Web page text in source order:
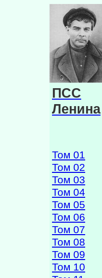
ПСС
Ленина
Том 01
Том 02
Том 03
Том 04
Том 05
Том 06
Том 07
Том 08
Том 09
Том 10